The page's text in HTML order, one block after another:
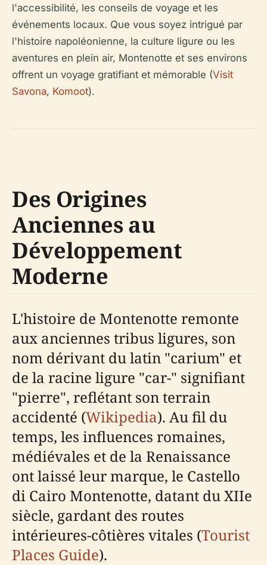
l'accessibilité, les conseils de voyage et les
événements locaux. Que vous soyez intrigué par
l'histoire napoléonienne, la culture ligure ou les
aventures en plein air, Montenotte et ses environs
offrent un voyage gratifiant et mémorable (Visit
Savona, Komoot).
Des Origines
Anciennes au
Développement
Moderne
L'histoire de Montenotte remonte
aux anciennes tribus ligures, son
nom dérivant du latin "carium" et
de la racine ligure "car-" signifiant
"pierre", reflétant son terrain
accidenté (Wikipedia). Au fil du
temps, les influences romaines,
médiévales et de la Renaissance
ont laissé leur marque, le Castello
di Cairo Montenotte, datant du XIIe
siècle, gardant des routes
intérieures-côtières vitales (Tourist
Places Guide).